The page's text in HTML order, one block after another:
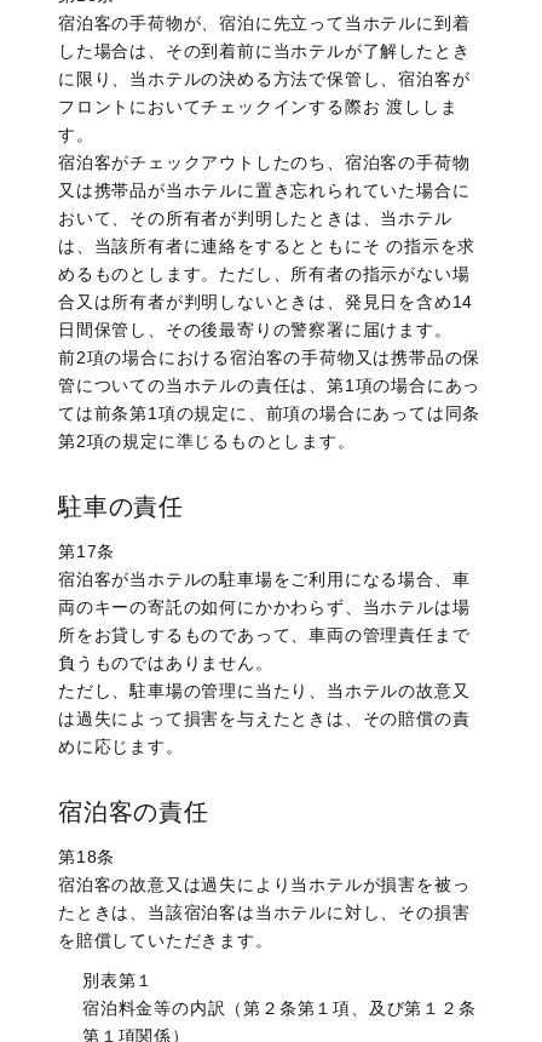
宿泊客の手荷物が、宿泊に先立って当ホテルに到着
した場合は、その到着前に当ホテルが了解したとき
に限り、当ホテルの決める方法で保管し、宿泊客が
フロントにおいてチェックインする際お 渡ししま
す。
宿泊客がチェックアウトしたのち、宿泊客の手荷物
又は携帯品が当ホテルに置き忘れられていた場合に
おいて、その所有者が判明したときは、当ホテル
は、当該所有者に連絡をするとともにそ の指示を求
めるものとします。ただし、所有者の指示がない場
合又は所有者が判明しないときは、発見日を含め14
日間保管し、その後最寄りの警察署に届けます。
前2項の場合における宿泊客の手荷物又は携帯品の保
管についての当ホテルの責任は、第1項の場合にあっ
ては前条第1項の規定に、前項の場合にあっては同条
第2項の規定に準じるものとします。
駐車の責任
第17条
宿泊客が当ホテルの駐車場をご利用になる場合、車
両のキーの寄託の如何にかかわらず、当ホテルは場
所をお貸しするものであって、車両の管理責任まで
負うものではありません。
ただし、駐車場の管理に当たり、当ホテルの故意又
は過失によって損害を与えたときは、その賠償の責
めに応じます。
宿泊客の責任
第18条
宿泊客の故意又は過失により当ホテルが損害を被っ
たときは、当該宿泊客は当ホテルに対し、その損害
を賠償していただきます。
別表第１
宿泊料金等の内訳（第２条第１項、及び第１２条
第１項関係）